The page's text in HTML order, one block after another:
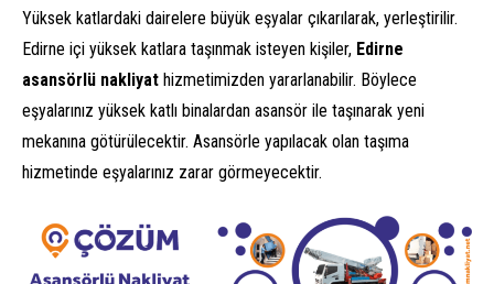
Yüksek katlardaki dairelere büyük eşyalar çıkarılarak, yerleştirilir.
Edirne içi yüksek katlara taşınmak isteyen kişiler, Edirne
asansörlü nakliyat hizmetimizden yararlanabilir. Böylece
eşyalarınız yüksek katlı binalardan asansör ile taşınarak yeni
mekanına götürülecektir. Asansörle yapılacak olan taşıma
hizmetinde eşyalarınız zarar görmeyecektir.